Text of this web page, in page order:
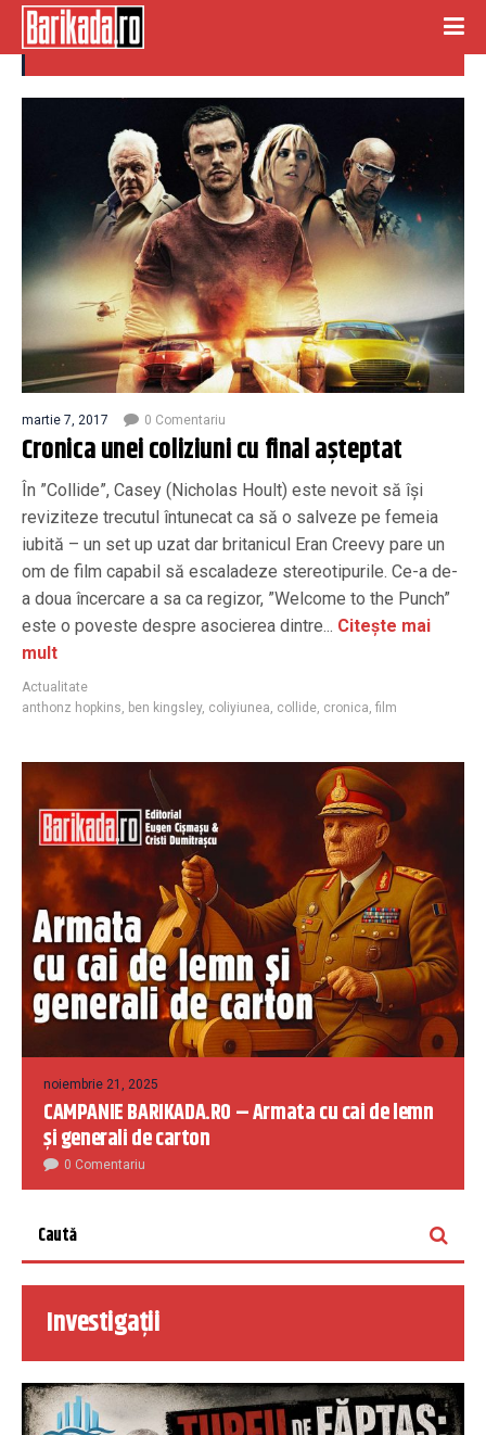
coliyiunea
martie 7, 2017 0 Comentariu
Cronica unei coliziuni cu final aşteptat
În ”Collide”, Casey (Nicholas Hoult) este nevoit să își
reviziteze trecutul întunecat ca să o salveze pe femeia
iubită – un set up uzat dar britanicul Eran Creevy pare un
om de film capabil să escaladeze stereotipurile. Ce-a de-
a doua încercare a sa ca regizor, ”Welcome to the Punch”
este o poveste despre asocierea dintre... Citește mai
mult
Actualitate
anthonz hopkins, ben kingsley, coliyiunea, collide, cronica, film
noiembrie 21, 2025
CAMPANIE BARIKADA.RO – Armata cu cai de lemn
și generali de carton
0 Comentariu
Investigații